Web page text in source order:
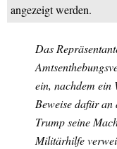
angezeigt werden.
Das
ein, nachdem ein
Beweise dafür an
Trump seine
Militärhilfe